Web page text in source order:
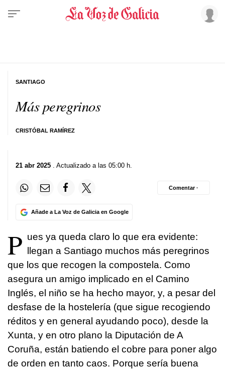
Más peregrinos
CRISTÓBAL RAMÍREZ
SANTIAGO
21 abr 2025 . Actualizado a las 05:00 h.
Añade a La Voz de Galicia en Google
Comentar ·
P ues ya queda claro lo que era evidente:
llegan a Santiago muchos más peregrinos
que los que recogen la compostela. Como
asegura un amigo implicado en el Camino
Inglés, el niño se ha hecho mayor, y, a pesar del
desfase de la hostelería (que sigue recogiendo
réditos y en general ayudando poco), desde la
Xunta, y en otro plano la Diputación de A
Coruña, están batiendo el cobre para poner algo
de orden en tanto caos. Porque sería buena